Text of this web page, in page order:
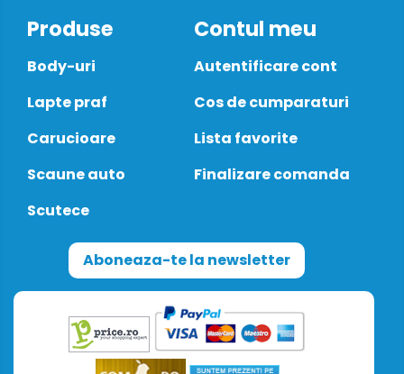
Produse
Body-uri
Lapte praf
Carucioare
Scaune auto
Scutece
Contul meu
Autentificare cont
Cos de cumparaturi
Lista favorite
Finalizare comanda
Aboneaza-te la newsletter